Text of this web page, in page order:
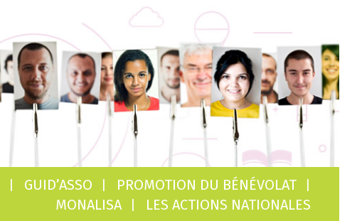
GUID’ASSO
PROMOTION DU BÉNÉVOLAT
MONALISA
LES ACTIONS NATIONALES